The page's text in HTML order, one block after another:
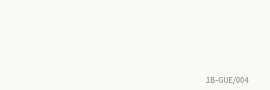
1B-GUE/004